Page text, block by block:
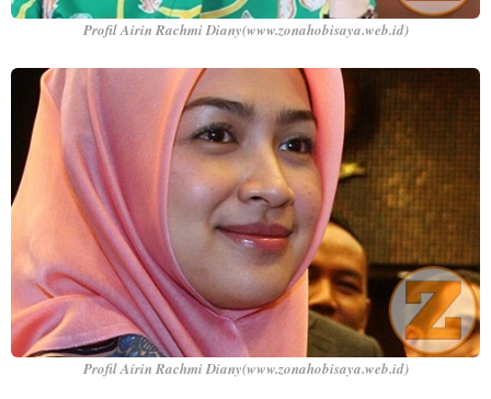
Profil Airin Rachmi Diany(www.zonahobisaya.web.id)
Profil Airin Rachmi Diany(www.zonahobisaya.web.id)